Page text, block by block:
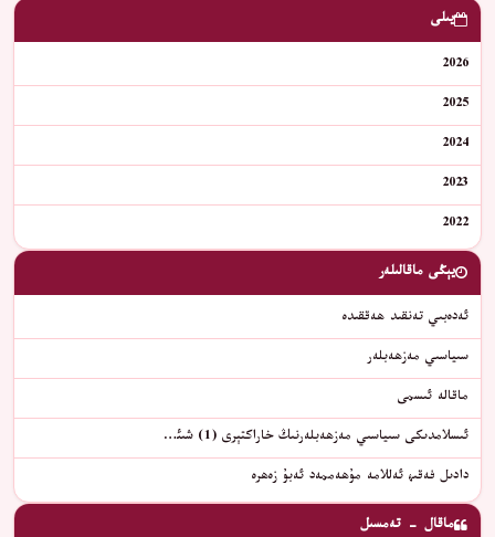
يىلى
2026
2025
2024
2023
2022
يېڭى ماقالىلەر
ئەدەبىي تەنقىد ھەققىدە
سىياسىي مەزھەبلەر
ماقالە ئىسمى
ئىسلامدىكى سىياسىي مەزھەبلەرنىڭ خاراكتېرى (1) شىئ…
دادىل فەقىھ ئەللامە مۇھەممەد ئەبۇ زەھرە
ماقال - تەمسىل